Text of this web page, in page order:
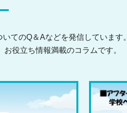
いてのQ＆Aなどを発信しています。
お役立ち情報満載のコラムです。